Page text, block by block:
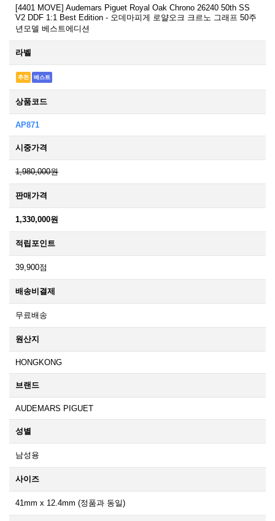
[4401 MOVE] Audemars Piguet Royal Oak Chrono 26240 50th SS
V2 DDF 1:1 Best Edition - 오데마피게 로얄오크 크르노 그래프 50주
년모델 베스트에디션
라벨
추천 베스트
상품코드
AP871
시중가격
1,980,000원
판매가격
1,330,000원
적립포인트
39,900점
배송비결제
무료배송
원산지
HONGKONG
브랜드
AUDEMARS PIGUET
성별
남성용
사이즈
41mm x 12.4mm (정품과 동일)